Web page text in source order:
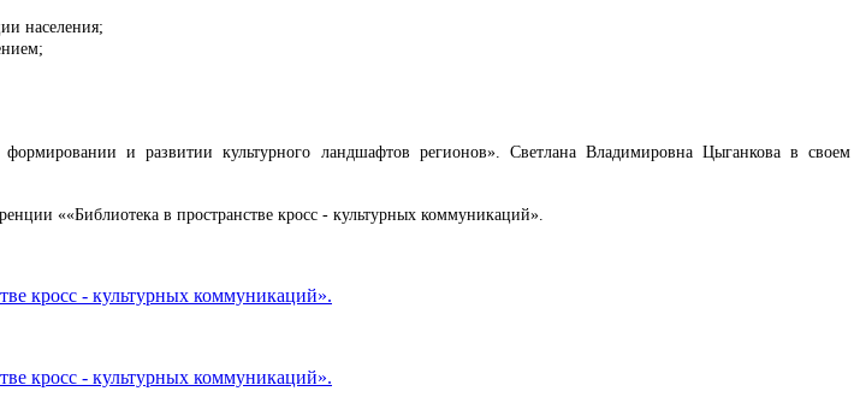
населения;
и развитии культурного ландшафтов регионов». Светлана Владимировна Цыганкова в своем
««Библиотека в пространстве кросс - культурных коммуникаций».